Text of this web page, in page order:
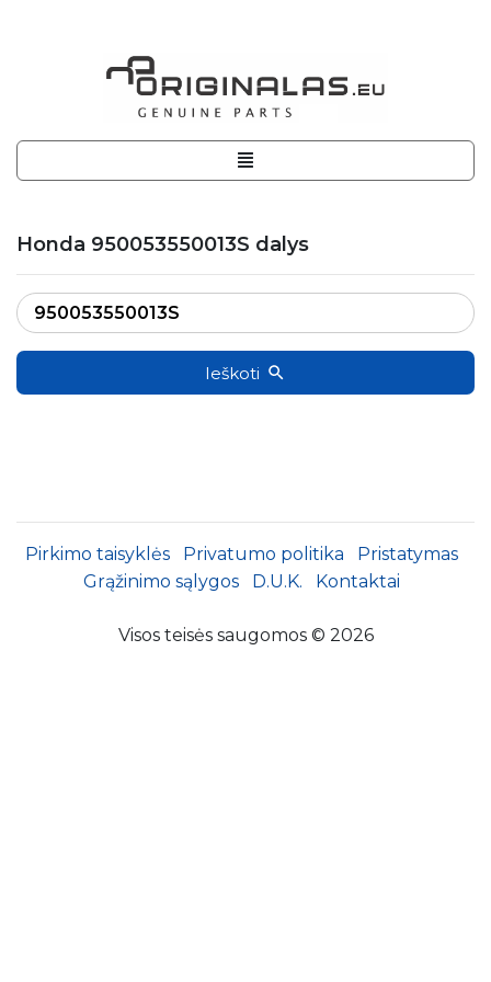
Honda 950053550013S dalys
Ieškoti
Pirkimo taisyklės Privatumo politika
Pristatymas
Grąžinimo sąlygos
D.U.K. Kontaktai
Visos teisės saugomos © 2026